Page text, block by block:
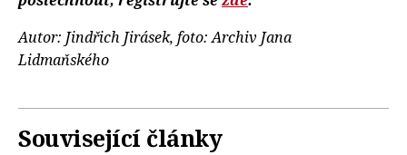
Autor: Jindřich Jirásek, foto: Archiv Jana
Lidmaňského
Související články